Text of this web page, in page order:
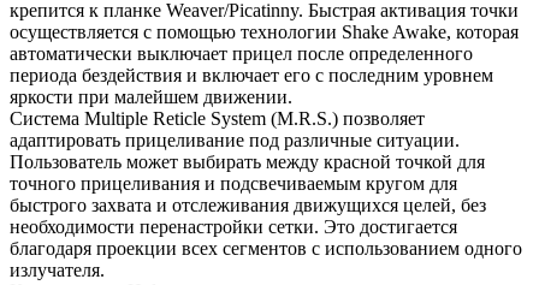
крепится к планке Weaver/Picatinny. Быстрая активация точки
осуществляется с помощью технологии Shake Awake, которая
автоматически выключает прицел после определенного
периода бездействия и включает его с последним уровнем
яркости при малейшем движении.
Система Multiple Reticle System (M.R.S.) позволяет
адаптировать прицеливание под различные ситуации.
Пользователь может выбирать между красной точкой для
точного прицеливания и подсвечиваемым кругом для
быстрого захвата и отслеживания движущихся целей, без
необходимости перенастройки сетки. Это достигается
благодаря проекции всех сегментов с использованием одного
излучателя.